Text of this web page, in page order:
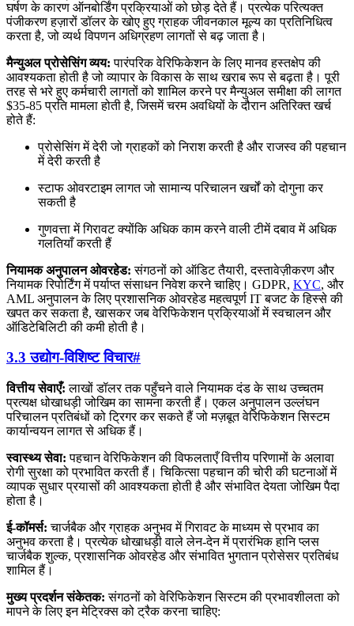
घर्षण के कारण ऑनबोर्डिंग प्रक्रियाओं को छोड़ देते हैं। प्रत्येक परित्यक्त
पंजीकरण हज़ारों डॉलर के खोए हुए ग्राहक जीवनकाल मूल्य का प्रतिनिधित्व
करता है, जो व्यर्थ विपणन अधिग्रहण लागतों से बढ़ जाता है।
मैन्युअल प्रोसेसिंग व्यय: पारंपरिक वेरिफिकेशन के लिए मानव हस्तक्षेप की
आवश्यकता होती है जो व्यापार के विकास के साथ खराब रूप से बढ़ता है। पूरी
तरह से भरे हुए कर्मचारी लागतों को शामिल करने पर मैन्युअल समीक्षा की लागत
$35-85 प्रति मामला होती है, जिसमें चरम अवधियों के दौरान अतिरिक्त खर्च
होते हैं:
प्रोसेसिंग में देरी जो ग्राहकों को निराश करती है और राजस्व की पहचान
में देरी करती है
स्टाफ ओवरटाइम लागत जो सामान्य परिचालन खर्चों को दोगुना कर
सकती है
गुणवत्ता में गिरावट क्योंकि अधिक काम करने वाली टीमें दबाव में अधिक
गलतियाँ करती हैं
नियामक अनुपालन ओवरहेड: संगठनों को ऑडिट तैयारी, दस्तावेज़ीकरण और
नियामक रिपोर्टिंग में पर्याप्त संसाधन निवेश करने चाहिए। GDPR, KYC, और
AML अनुपालन के लिए प्रशासनिक ओवरहेड महत्वपूर्ण IT बजट के हिस्से की
खपत कर सकता है, खासकर जब वेरिफिकेशन प्रक्रियाओं में स्वचालन और
ऑडिटेबिलिटी की कमी होती है।
3.3 उद्योग-विशिष्ट विचार#
वित्तीय सेवाएँ: लाखों डॉलर तक पहुँचने वाले नियामक दंड के साथ उच्चतम
प्रत्यक्ष धोखाधड़ी जोखिम का सामना करती हैं। एकल अनुपालन उल्लंघन
परिचालन प्रतिबंधों को ट्रिगर कर सकते हैं जो मज़बूत वेरिफिकेशन सिस्टम
कार्यान्वयन लागत से अधिक हैं।
स्वास्थ्य सेवा: पहचान वेरिफिकेशन की विफलताएँ वित्तीय परिणामों के अलावा
रोगी सुरक्षा को प्रभावित करती हैं। चिकित्सा पहचान की चोरी की घटनाओं में
व्यापक सुधार प्रयासों की आवश्यकता होती है और संभावित देयता जोखिम पैदा
होता है।
ई-कॉमर्स: चार्जबैक और ग्राहक अनुभव में गिरावट के माध्यम से प्रभाव का
अनुभव करता है। प्रत्येक धोखाधड़ी वाले लेन-देन में प्रारंभिक हानि प्लस
चार्जबैक शुल्क, प्रशासनिक ओवरहेड और संभावित भुगतान प्रोसेसर प्रतिबंध
शामिल हैं।
मुख्य प्रदर्शन संकेतक: संगठनों को वेरिफिकेशन सिस्टम की प्रभावशीलता को
मापने के लिए इन मेट्रिक्स को ट्रैक करना चाहिए: